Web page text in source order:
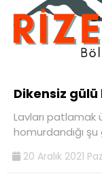
Dikensiz
Lavları
homurdandığı
20 Aralık 2021